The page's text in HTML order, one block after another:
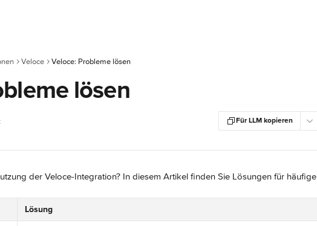
Veloce Veloce: Probleme lösen
lösen
Für LLM kopieren
der Veloce-Integration? In diesem Artikel finden Sie Lösungen für häufige
Lösung